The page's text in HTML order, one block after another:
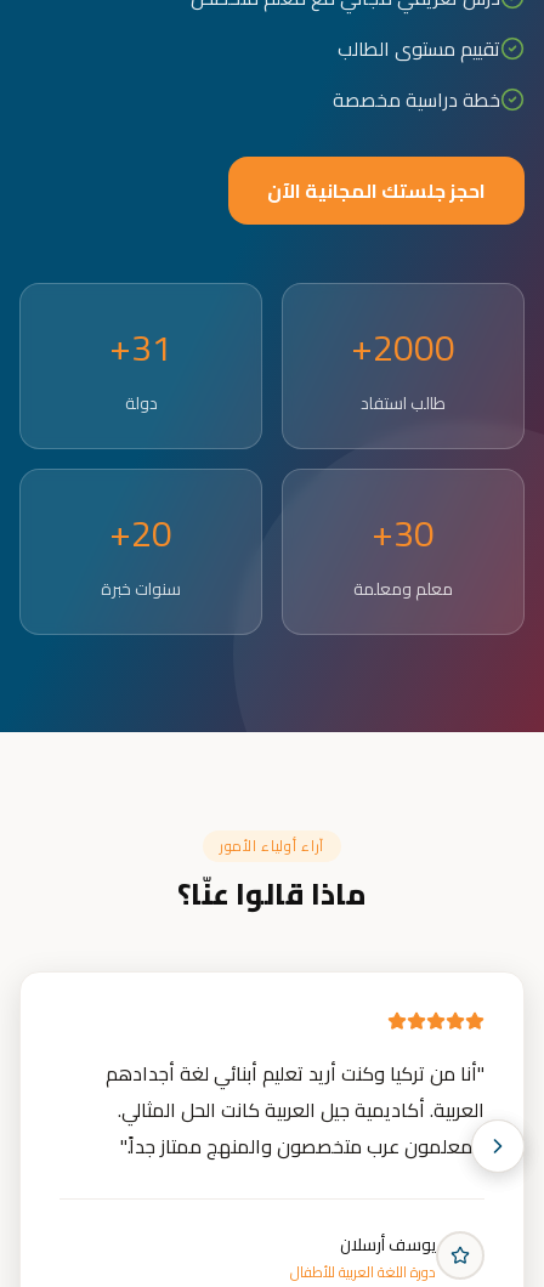
تقييم مستوى الطالب
خطة دراسية مخصصة
احجز جلستك المجانية الآن
2000+
طالب استفاد
31+
دولة
30+
معلم ومعلمة
20+
سنوات خبرة
آراء أولياء الأمور
ماذا قالوا عنّا؟
"أنا من تركيا وكنت أريد تعليم أبنائي لغة أجدادهم
العربية. أكاديمية جيل العربية كانت الحل المثالي.
المعلمون عرب متخصصون والمنهج ممتاز جداً."
يوسف أرسلان
دورة اللغة العربية للأطفال